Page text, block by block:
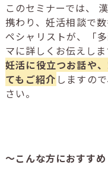
このセミナーでは、
携わり、妊活相談で
ペシャリストが、「
マに詳しくお伝えしま
妊活に役立つお話や
てもご紹介 しますの
さい。
～こんな方におすすめ